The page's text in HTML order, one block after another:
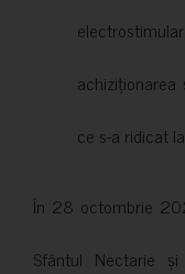
ce s-a ridicat
În 28 octombrie
Sfântul Nectarie